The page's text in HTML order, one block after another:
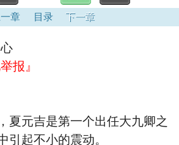
一章 目录 下一章
报』
夏元吉是第一个出任大九卿之
引起不小的震动。